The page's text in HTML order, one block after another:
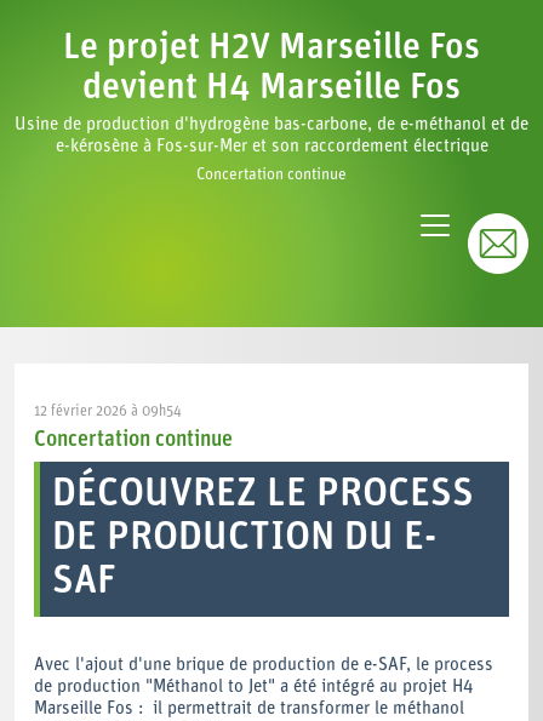
Le projet H2V Marseille Fos
devient H4 Marseille Fos
Usine de production d'hydrogène bas-carbone, de e-méthanol et de
e-kérosène à Fos-sur-Mer et son raccordement électrique
Concertation continue
12 février 2026 à 09h54
Concertation continue
DÉCOUVREZ LE PROCESS
DE PRODUCTION DU E-
SAF
Avec l'ajout d'une brique de production de e-SAF, le process
de production "Méthanol to Jet" a été intégré au projet H4
Marseille Fos : il permettrait de transformer le méthanol